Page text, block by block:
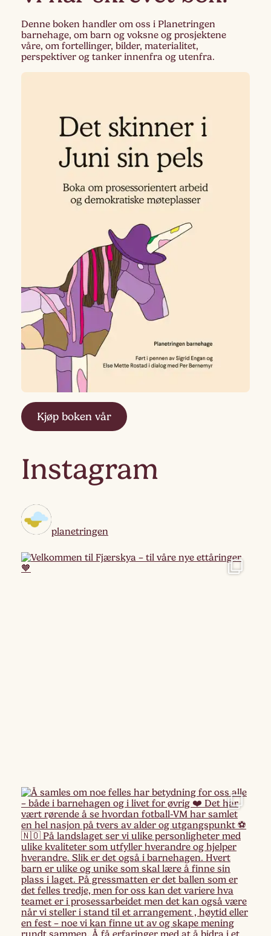
Denne boken handler om oss i Planetringen
barnehage, om barn og voksne og prosjektene
våre, om fortellinger, bilder, materialitet,
perspektiver og tanker innenfra og utenfra.
Kjøp boken vår
Instagram
planetringen